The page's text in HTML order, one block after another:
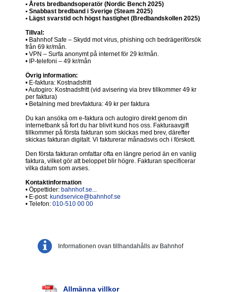
• Årets bredbandsoperatör (Nordic Bench 2025)
• Snabbast bredband i Sverige (Steam 2025)
• Lägst svarstid och högst hastighet (Bredbandskollen 2025)
Tillval:
• Bahnhof Safe – Skydd mot virus, phishing och bedrägeriförsök
från 69 kr/mån.
• VPN – Surfa anonymt på internet för 29 kr/mån.
• IP-telefoni – 49 kr/mån
Övrig information:
• E-faktura: Kostnadsfritt
• Autogiro: Kostnadsfritt (vid avisering via brev tillkommer 49 kr
per faktura)
• Betalning med brevfaktura: 49 kr per faktura
Du kan ansöka om e-faktura och autogiro direkt genom din
internetbank så fort du har blivit kund hos oss. Fakturaavgift
tillkommer på första fakturan som skickas med brev, därefter
skickas fakturan digitalt. Vi fakturerar månadsvis och i förskott.
Den första fakturan omfattar ofta en längre period än en vanlig
faktura, vilket gör att beloppet blir högre. Fakturan specificerar
vilka datum som avses.
Kontaktinformation
• Öppettider: bahnhof.se...
• E-post: kundservice@bahnhof.se
• Telefon: 010-510 00 00
Informationen ovan tillhandahålls av Bahnhof
Allmänna villkor